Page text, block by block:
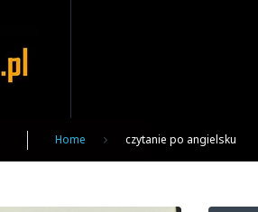
Home czytanie po angielsku